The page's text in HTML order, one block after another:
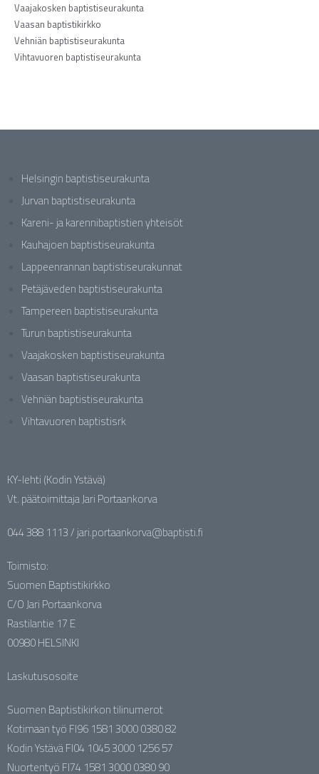
Vaajakosken baptistiseurakunta
Vaasan baptistikirkko
Vehniän baptistiseurakunta
Vihtavuoren baptistiseurakunta
Helsingin baptistiseurakunta
Jurvan baptistiseurakunta
Kareni- ja karennibaptistien yhteisöt
Kauhajoen baptistiseurakunta
Lappeenrannan baptistiseurakunnat
Petäjäveden baptistiseurakunta
Tampereen baptistiseurakunta
Turun baptistiseurakunta
Vaajakosken baptistiseurakunta
Vaasan baptistiseurakunta
Vehniän baptistiseurakunta
Vihtavuoren baptistisrk
KY-lehti (Kodin Ystävä)
Vt. päätoimittaja Jari Portaankorva
044 388 1113 / jari.portaankorva@baptisti.fi
Toimisto:
Suomen Baptistikirkko
C/O Jari Portaankorva
Rastilantie 17 E
00980 HELSINKI
Laskutusosoite
Suomen Baptistikirkon tilinumerot
Kotimaan työ FI96 1581 3000 0380 82
Kodin Ystävä FI04 1045 3000 1256 57
Nuortentyö FI74 1581 3000 0380 90